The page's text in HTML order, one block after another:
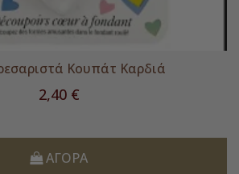
Κουπάτ Καρδιά
Τιμή
2,40 €
ΑΓΟΡΆ